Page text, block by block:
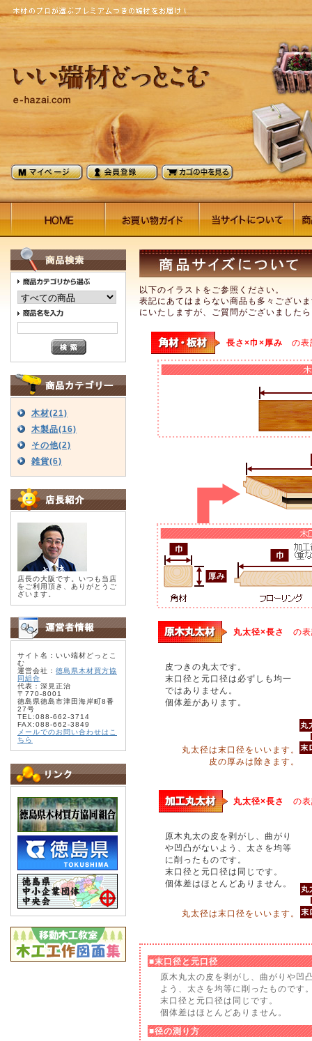
木材(21)
木製品(16)
その他(2)
雑貨(6)
店長の大阪です。いつも当店
をご利用頂き、ありがとうご
ざいます。
サイト名：いい端材どっとこ
む
運営会社： 徳島県木材買方協
同組合
代表：深見正治
〒770-8001
徳島県徳島市津田海岸町8番
27号
TEL:088-662-3714
FAX:088-662-3849
メールでのお問い合わせはこ
ちら
以下のイラストをご参照ください。
表記にあてはまらない商品も多々ござい
にいたしますが、ご質問がございました
長さ×巾×厚み の表
丸太径×長さ の表
皮つきの丸太です。
末口径と元口径は必ずしも均一
ではありません。
個体差があります。
丸太径は末口径をいいます。
皮の厚みは除きます。
丸太径×長さ の表
原木丸太の皮を剥がし、曲がり
や凹凸がないよう、太さを均等
に削ったものです。
末口径と元口径は同じです。
個体差はほとんどありません。
丸太径は末口径をいいます。
■末口径と元口径
原木丸太の皮を剥がし、曲がりや凹
よう、太さを均等に削ったものです
末口径と元口径は同じです。
個体差はほとんどありません。
■径の測り方